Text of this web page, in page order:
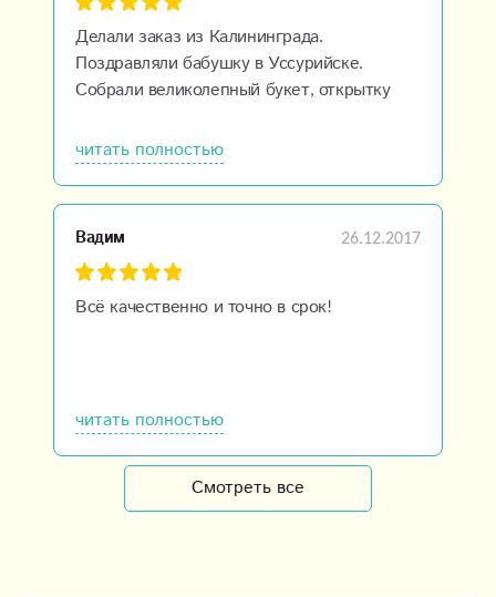
Делали заказ из Калининграда.
Поздравляли бабушку в Уссурийске.
Собрали великолепный букет, открытку
назначенному часу доставили. Даже фото
отчет предоставили.
читать полностью
Вадим 26.12.2017
Всё качественно и точно в срок!
читать полностью
Смотреть все